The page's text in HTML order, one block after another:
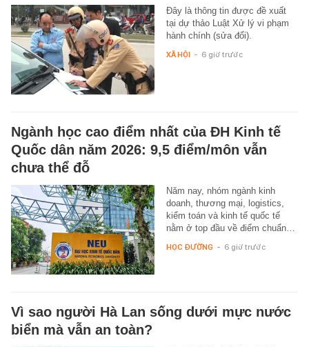
Đây là thông tin được đề xuất
tại dự thảo Luật Xử lý vi phạm
hành chính (sửa đổi).
XÃ HỘI - 6 giờ trước
Ngành học cao điểm nhất của ĐH Kinh tế
Quốc dân năm 2026: 9,5 điểm/môn vẫn
chưa thể đỗ
Năm nay, nhóm ngành kinh
doanh, thương mại, logistics,
kiểm toán và kinh tế quốc tế
nằm ở top đầu về điểm chuẩn…
HỌC ĐƯỜNG - 6 giờ trước
Vì sao người Hà Lan sống dưới mực nước
biển mà vẫn an toàn?